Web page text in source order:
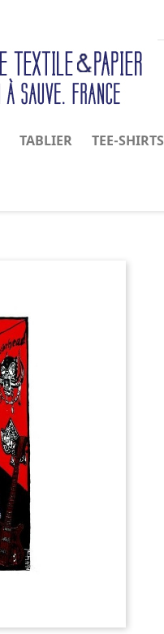
TABLIER TEE-SHIRTS